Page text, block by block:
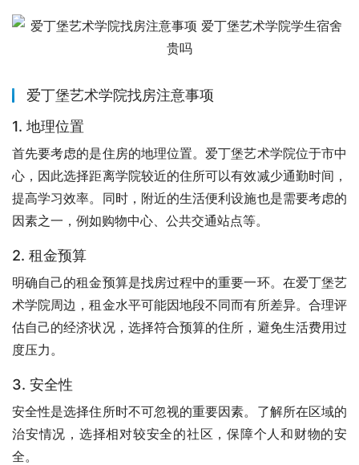
爱丁堡艺术学院找房注意事项
1. 地理位置
首先要考虑的是住房的地理位置。爱丁堡艺术学院位于市中
心，因此选择距离学院较近的住所可以有效减少通勤时间，
提高学习效率。同时，附近的生活便利设施也是需要考虑的
因素之一，例如购物中心、公共交通站点等。
2. 租金预算
明确自己的租金预算是找房过程中的重要一环。在爱丁堡艺
术学院周边，租金水平可能因地段不同而有所差异。合理评
估自己的经济状况，选择符合预算的住所，避免生活费用过
度压力。
3. 安全性
安全性是选择住所时不可忽视的重要因素。了解所在区域的
治安情况，选择相对较安全的社区，保障个人和财物的安
全。